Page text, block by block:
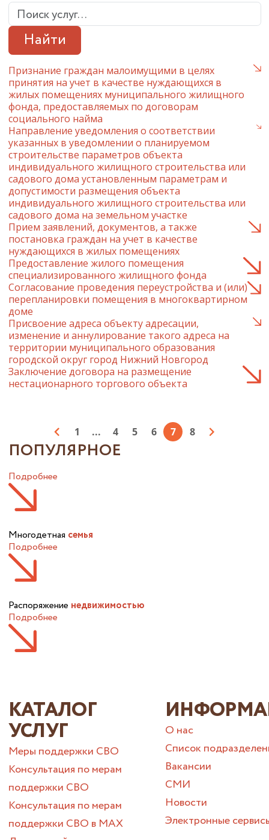
Найти
Признание граждан малоимущими в целях
принятия на учет в качестве нуждающихся в
жилых помещениях муниципального жилищного
фонда, предоставляемых по договорам
социального найма
Направление уведомления о соответствии
указанных в уведомлении о планируемом
строительстве параметров объекта
индивидуального жилищного строительства или
садового дома установленным параметрам и
допустимости размещения объекта
индивидуального жилищного строительства или
садового дома на земельном участке
Прием заявлений, документов, а также
постановка граждан на учет в качестве
нуждающихся в жилых помещениях
Предоставление жилого помещения
специализированного жилищного фонда
Согласование проведения переустройства и (или)
перепланировки помещения в многоквартирном
доме
Присвоение адреса объекту адресации,
изменение и аннулирование такого адреса на
территории муниципального образования
городской округ город Нижний Новгород
Заключение договора на размещение
нестационарного торгового объекта
1 ... 4 5 6 7 8
ПОПУЛЯРНОЕ
Подробнее
Многодетная семья
Подробнее
Распоряжение недвижимостью
Подробнее
КАТАЛОГ
УСЛУГ
Меры поддержки СВО
Консультация по мерам
поддержки СВО
Консультация по мерам
поддержки СВО в МАХ
О нас
Список
Вакансии
СМИ
Новости
Электронные